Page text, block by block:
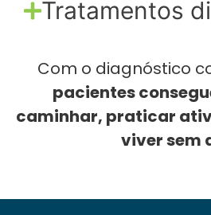
Tratamentos
Com o diagnóstico
pacientes
caminhar, praticar
viver sem